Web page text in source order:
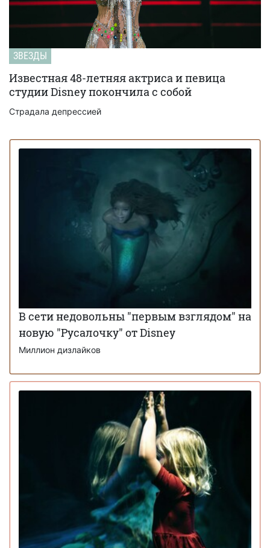
ЗВЕЗДЫ
Известная 48-летняя актриса и певица
студии Disney покончила с собой
Страдала депрессией
В сети недовольны "первым взглядом" на
новую "Русалочку" от Disney
Миллион дизлайков